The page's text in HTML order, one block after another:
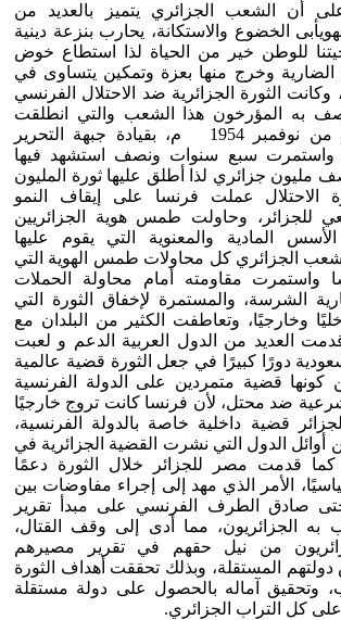
أن الشعب الجزائري يتميز بالعديد من
الخضوع والاستكانة، يحارب بنزعة دينية
للوطن خير من الحياة لذا استطاع خوض
الضارية وخرج منها بعزة وتمكين يتساوى في
الثورة الجزائرية ضد الاحتلال الفرنسي
به المؤرخون هذا الشعب والتي انطلقت
شرارتها في الأول من نوفمبر 1954 م، بقيادة جبهة التحرير
واستمرت سبع سنوات ونصف استشهد فيها
مليون جزائري لذا أطلق عليها ثورة المليون
الاحتلال عملت فرنسا على إيقاف النمو
للجزائر، وحاولت طمس هوية الجزائريين
المادية والمعنوية التي يقوم عليها
الجزائري كل محاولات طمس الهوية التي
واستمرت مقاومته أمام محاولة الحملات
الشرسة، والمستمرة لإخفاق الثورة التي
وخارجيًا، وتعاطفت الكثير من البلدان مع
وقدمت العديد من الدول العربية الدعم و لعبت
دورًا كبيرًا في جعل الثورة قضية عالمية
كونها قضية متمردين على الدولة الفرنسية
شرعية ضد محتل، لأن فرنسا كانت تروج خارجيًا
قضية داخلية خاصة بالدولة الفرنسية،
أوائل الدول التي نشرت القضية الجزائرية في
كما قدمت مصر للجزائر خلال الثورة دعمًا
الأمر الذي مهد إلى إجراء مفاوضات بين
حتى صادق الطرف الفرنسي على مبدأ تقرير
به الجزائريون، مما أدى إلى وقف القتال،
من نيل حقهم في تقرير مصيرهم
المستقلة، وبذلك تحققت أهداف الثورة
وتحقيق آماله بالحصول على دولة مستقلة
كل التراب الجزائري.